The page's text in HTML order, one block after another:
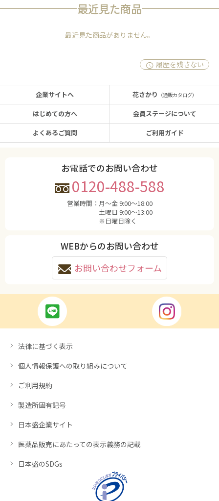
最近見た商品
最近見た商品がありません。
履歴を残さない
企業サイトへ
はじめての方へ
よくあるご質問
花さかり （通販カタログ）
会員ステージについて
ご利用ガイド
お電話でのお問い合わせ
0120-488-588
営業時間： 月〜金 9:00〜18:00
土曜日 9:00〜13:00
※日曜日除く
WEBからのお問い合わせ
お問い合わせフォーム
法律に基づく表示
個人情報保護への取り組みについて
ご利用規約
製造所固有記号
日本盛企業サイト
医薬品販売にあたっての表示義務の記載
日本盛のSDGs